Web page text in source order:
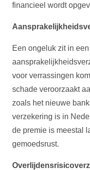
financieel wordt
Een ongeluk zit in
voor verrassingen
schade veroorzaakt
zoals het nieuwe
verzekering is in
de premie is meestal
gemoedsrust.